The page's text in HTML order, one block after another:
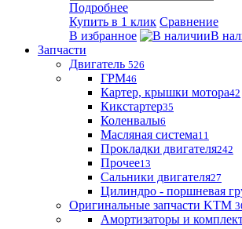
Подробнее
Купить в 1 клик Сравнение
В избранное
В
Запчасти
Двигатель 526
ГРМ46
Картер, крышки мотора42
Кикстартер35
Коленвалы6
Масляная система11
Прокладки двигателя242
Прочее13
Сальники двигателя27
Цилиндро - поршневая
Оригинальные запчасти KTM
Амортизаторы и